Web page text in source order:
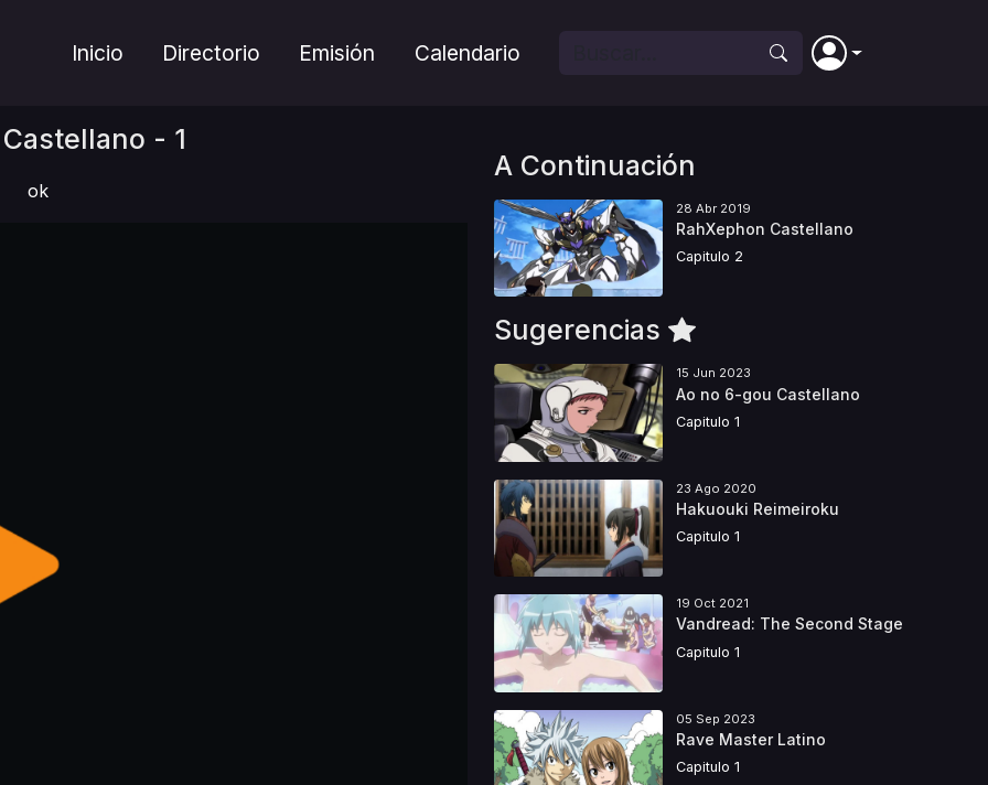
Inicio Directorio Emisión Calendario
- 1
ok
A Continuación
28 Abr 2019
RahXephon Castellano
Capitulo 2
Sugerencias
15 Jun 2023
Ao no 6-gou Castellano
Capitulo 1
23 Ago 2020
Hakuouki Reimeiroku
Capitulo 1
19 Oct 2021
Vandread: The Second Stage
Capitulo 1
05 Sep 2023
Rave Master Latino
Capitulo 1